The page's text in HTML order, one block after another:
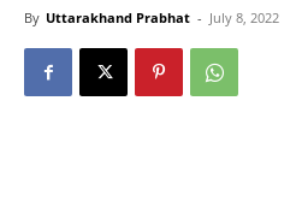
By Uttarakhand Prabhat - July 8, 2022